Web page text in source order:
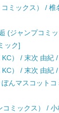
ミックス） / 椎
(ジャンプコミ
ック]
） / 末次 由紀
） / 末次 由紀
んマスコットコ
ミックス） / 小